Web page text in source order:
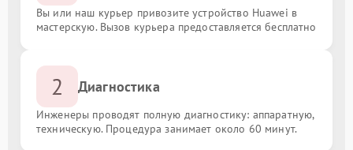
Вы или наш курьер привозите устройство Huawei в
мастерскую. Вызов курьера предоставляется бесплатно
2 Диагностика
Инженеры проводят полную диагностику: аппаратную,
техническую. Процедура занимает около 60 минут.